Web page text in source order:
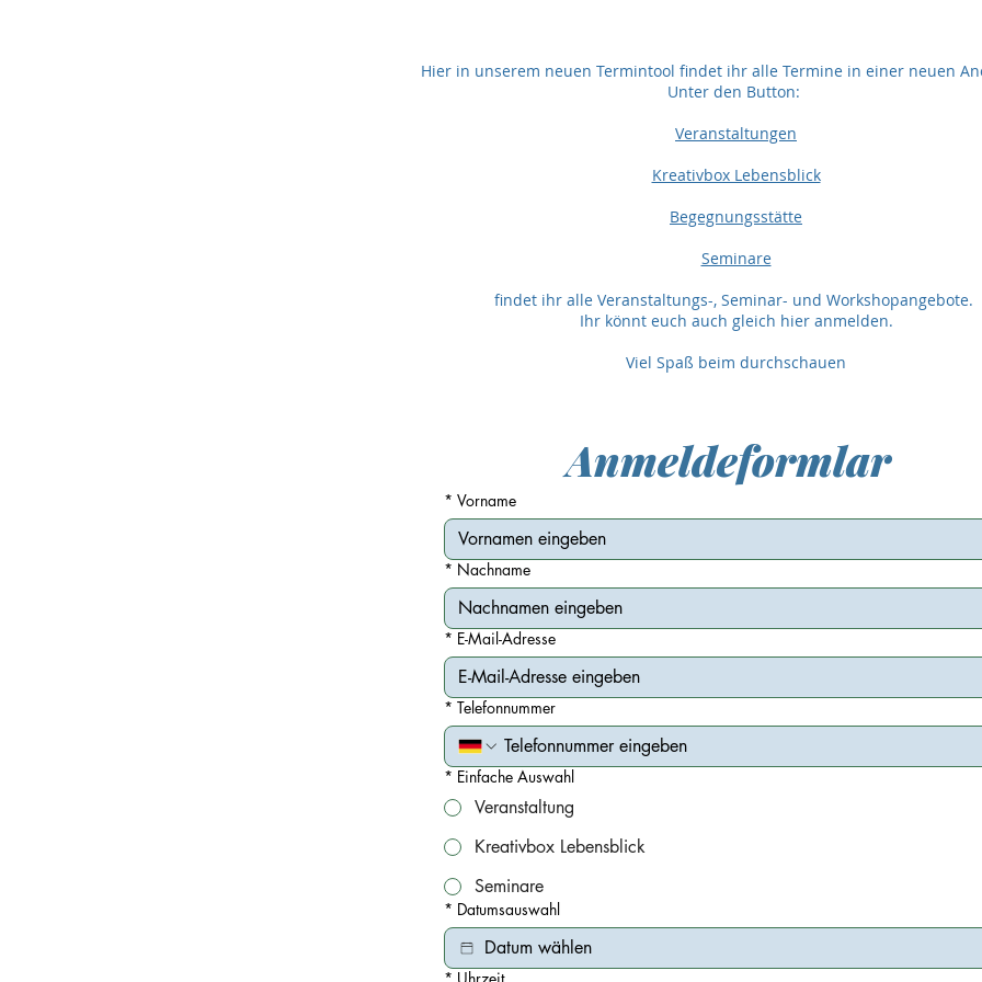
Hier in unserem neuen Termintool findet ihr alle Termine in einer neuen
Unter den Button:
Veranstaltungen
Kreativbox Lebensblick
Begegnungsstätte
Seminare
findet ihr alle Veranstaltungs-, Seminar- und Workshopangebote.
Ihr könnt euch auch gleich hier anmelden.
Viel Spaß beim durchschauen
Anmeldeformlar
* Vorname
* Nachname
* E-Mail-Adresse
* Telefonnummer
* Einfache Auswahl
Veranstaltung
Kreativbox Lebensblick
Seminare
* Datumsauswahl